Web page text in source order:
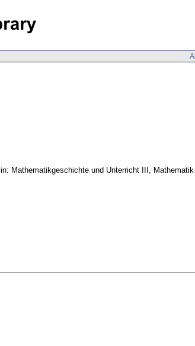
in: Mathematikgeschichte und Unterricht III,